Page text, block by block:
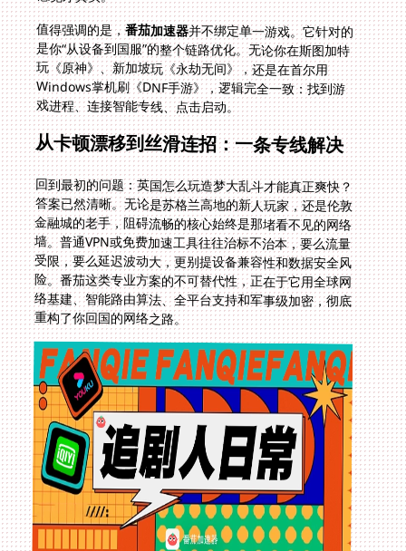
值得强调的是，番茄加速器并不绑定单一游戏。它针对的
是你“从设备到国服”的整个链路优化。无论你在斯图加特
玩《原神》、新加坡玩《永劫无间》，还是在首尔用
Windows掌机刷《DNF手游》，逻辑完全一致：找到游
戏进程、连接智能专线、点击启动。
从卡顿漂移到丝滑连招：一条专线解决
回到最初的问题：英国怎么玩造梦大乱斗才能真正爽快？
答案已然清晰。无论是苏格兰高地的新人玩家，还是伦敦
金融城的老手，阻碍流畅的核心始终是那堵看不见的网络
墙。普通VPN或免费加速工具往往治标不治本，要么流量
受限，要么延迟波动大，更别提设备兼容性和数据安全风
险。番茄这类专业方案的不可替代性，正在于它用全球网
络基建、智能路由算法、全平台支持和军事级加密，彻底
重构了你回国的网络之路。